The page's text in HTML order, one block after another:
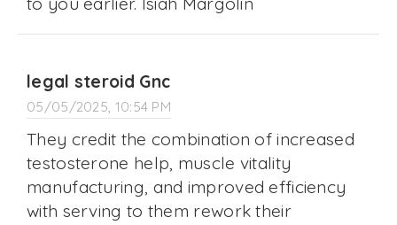
legal steroid Gnc
05/05/2025, 10:54 PM
They credit the combination of increased
testosterone help, muscle vitality
manufacturing, and improved efficiency
with serving to them rework their